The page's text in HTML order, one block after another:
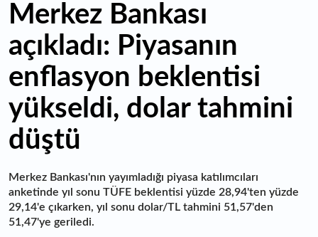
Merkez Bankası
açıkladı: Piyasanın
enflasyon beklentisi
yükseldi, dolar tahmini
düştü
Merkez Bankası'nın yayımladığı piyasa katılımcıları
anketinde yıl sonu TÜFE beklentisi yüzde 28,94'ten yüzde
29,14'e çıkarken, yıl sonu dolar/TL tahmini 51,57'den
51,47'ye geriledi.